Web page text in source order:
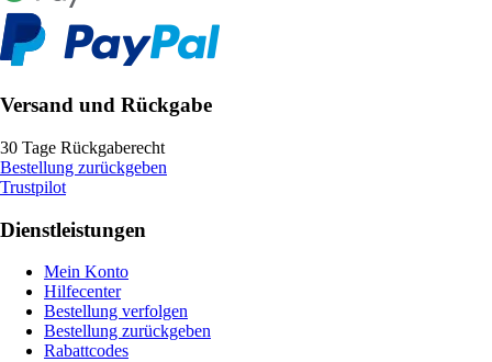
Versand und Rückgabe
30 Tage Rückgaberecht
Bestellung zurückgeben
Trustpilot
Dienstleistungen
Mein Konto
Hilfecenter
Bestellung verfolgen
Bestellung zurückgeben
Rabattcodes